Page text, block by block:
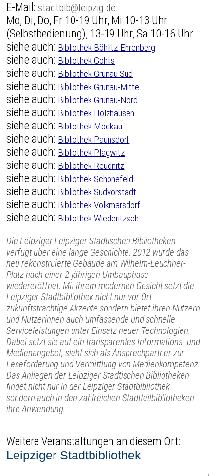
E-Mail: stadtbib@leipzig.de
Mo, Di, Do, Fr 10-19 Uhr, Mi 10-13 Uhr
(Selbstbedienung), 13-19 Uhr, Sa 10-16 Uhr
siehe auch: Bibliothek Böhlitz-Ehrenberg
siehe auch: Bibliothek Gohlis
siehe auch: Bibliothek Grünau Süd
siehe auch: Bibliothek Grünau-Mitte
siehe auch: Bibliothek Grünau-Nord
siehe auch: Bibliothek Holzhausen
siehe auch: Bibliothek Mockau
siehe auch: Bibliothek Paunsdorf
siehe auch: Bibliothek Plagwitz
siehe auch: Bibliothek Reudnitz
siehe auch: Bibliothek Schönefeld
siehe auch: Bibliothek Südvorstadt
siehe auch: Bibliothek Volkmarsdorf
siehe auch: Bibliothek Wiederitzsch
Die Leipziger Leipziger Städtischen Bibliotheken
verfügt über eine lange Geschichte. 2012 wurde das
neu rekonstruierte Gebäude am Wilhelm-Leuchner-
Platz nach einer 2-jährigen Umbauphase
wiedereröffnet. Mit ihrem modernen Gesicht setzt die
Leipziger Stadtbibliothek nicht nur vor Ort
zukunftsträchtige Akzente sondern bietet ihren Nutzern
und Nutzerinnen auch umfassende und schnelle
Serviceleistungen unter Einsatz neuer Technologien.
Dabei setzt sie auf ein transparentes Informations- und
Medienangebot, sieht sich als Ansprechpartner zur
Leseförderung und Vermittlung von Medienkompetenz.
Das Anliegen der Leipziger Städtischen Bibliotheken
findet nicht nur in der Leipziger Stadtbibliothek
sondern auch in den zahlreichen Stadtteilbibliotheken
ihre Anwendung.
Weitere Veranstaltungen an diesem Ort:
Leipziger Stadtbibliothek